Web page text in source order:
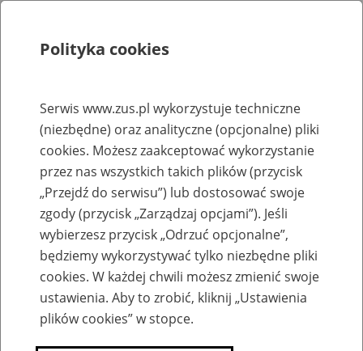
Rejestry, ewidencje i archiwa
Baza zlikwidowanych lub
przekształconych zakładów pracy
Nazwa zakładu pracy:
SZUKAJ
Polityka cookies
Serwis www.zus.pl wykorzystuje techniczne
(niezbędne) oraz analityczne (opcjonalne) pliki
cookies. Możesz zaakceptować wykorzystanie
przez nas wszystkich takich plików (przycisk
„Przejdź do serwisu”) lub dostosować swoje
zgody (przycisk „Zarządzaj opcjami”). Jeśli
wybierzesz przycisk „Odrzuć opcjonalne”,
będziemy wykorzystywać tylko niezbędne pliki
cookies. W każdej chwili możesz zmienić swoje
ustawienia. Aby to zrobić, kliknij „Ustawienia
plików cookies” w stopce.